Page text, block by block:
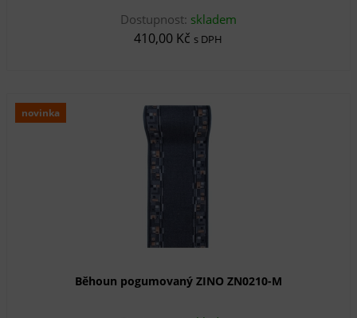
Dostupnost: skladem
410,00 Kč s DPH
novinka
Běhoun pogumovaný ZINO ZN0210-M